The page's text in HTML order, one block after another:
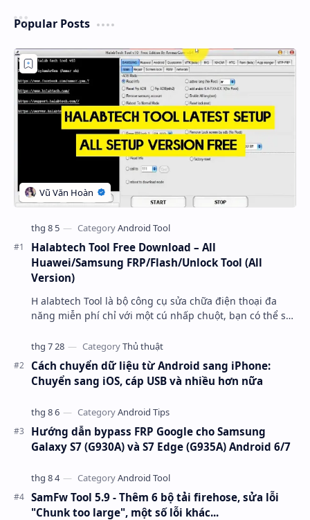
Popular Posts
Halabtech Tool Free Download – All
Huawei/Samsung FRP/Flash/Unlock Tool (All
Version)
H alabtech Tool là bộ công cụ sửa chữa điện thoại đa
năng miễn phí chỉ với một cú nhấp chuột, bạn có thể sử
Cách chuyển dữ liệu từ Android sang iPhone:
Chuyển sang iOS, cáp USB và nhiều hơn nữa
Hướng dẫn bypass FRP Google cho Samsung
Galaxy S7 (G930A) và S7 Edge (G935A) Android 6/7
SamFw Tool 5.9 - Thêm 6 bộ tải firehose, sửa lỗi
"Chunk too large", một số lỗi khác...